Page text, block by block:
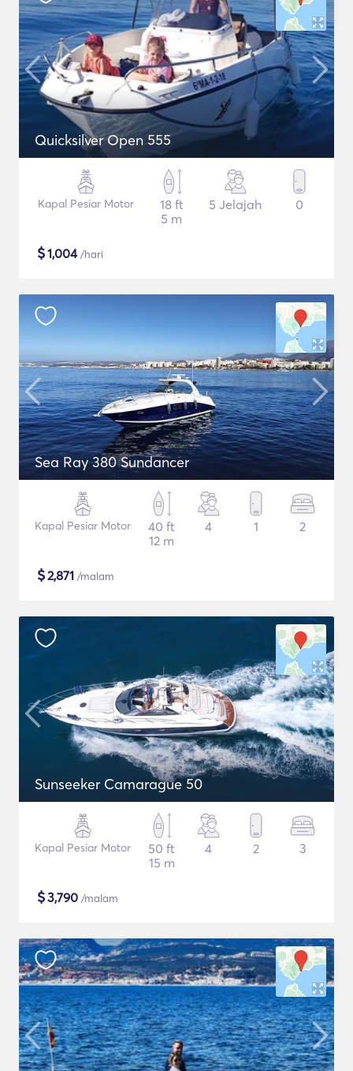
Quicksilver Open 555
Kapal Pesiar Motor
18 ft
5 m
5 Jelajah 0
$1,004/hari
Sea Ray 380 Sundancer
Kapal Pesiar Motor
40 ft
12 m
4 1 2
$2,871 /malam
Sunseeker Camarague 50
Kapal Pesiar Motor
50 ft
15 m
4 2 3
$3,790 /malam